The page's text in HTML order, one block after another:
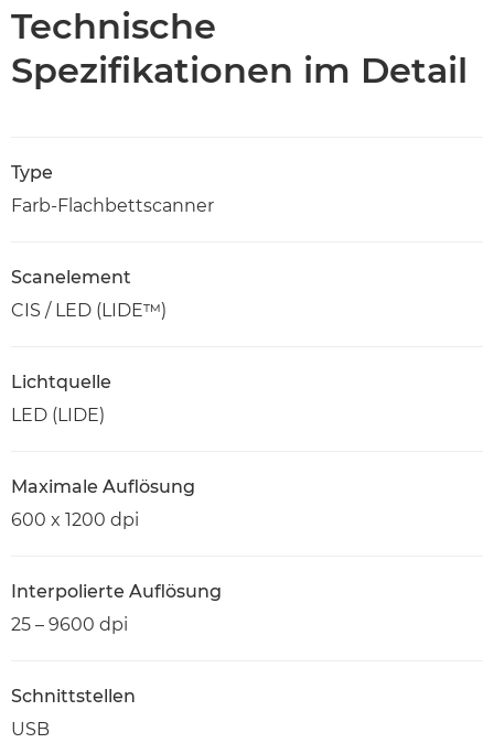
Technische
Spezifikationen im Detail
Type
Farb-Flachbettscanner
Scanelement
CIS / LED (LIDE™)
Lichtquelle
LED (LIDE)
Maximale Auflösung
600 x 1200 dpi
Interpolierte Auflösung
25 – 9600 dpi
Schnittstellen
USB